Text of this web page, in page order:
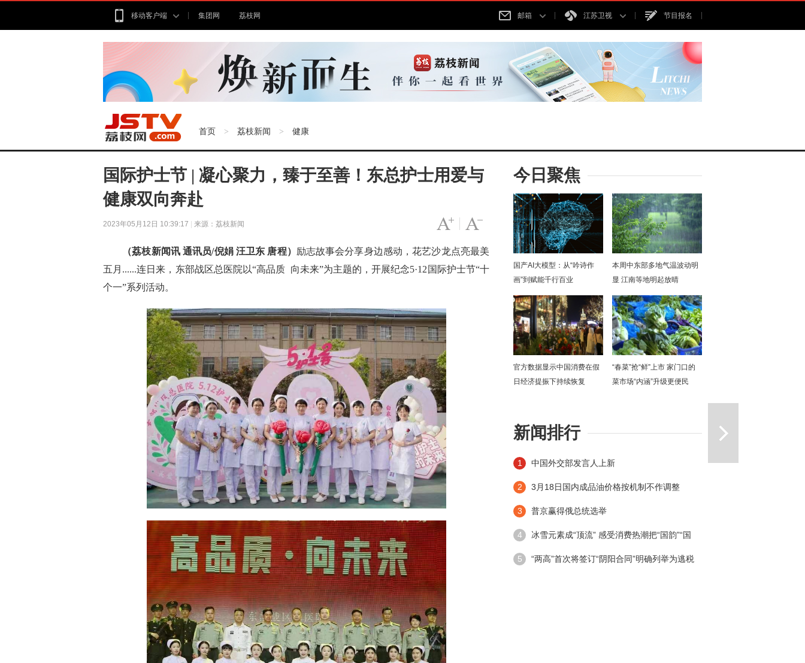
移动客户端 集团网 荔枝网 邮箱 江苏卫视 节目报名
首页 > 荔枝新闻 > 健康
国际护士节 | 凝心聚力，臻于至善！东总护士用爱与
健康双向奔赴
2023年05月12日 10:39:17 来源：荔枝新闻 字号变小
（荔枝新闻讯 通讯员/倪娟 汪卫东 唐程） 励志故事会分享身边感动，花艺沙龙点亮最美
五月......连日来，东部战区总医院以“高品质 向未来”为主题的，开展纪念5·12国际护士节“十
个一”系列活动。
今日聚焦
国产AI大模型：从“吟诗作
画”到赋能千行百业
本周中东部多地气温波动明
显 江南等地明起放晴
官方数据显示中国消费在假
日经济提振下持续恢复
“春菜”抢“鲜”上市 家门口的
菜市场“内涵”升级更便民
新闻排行
1 中国外交部发言人上新
2 3月18日国内成品油价格按机制不作调整
3 普京赢得俄总统选举
4 冰雪元素成“顶流” 感受消费热潮把“国韵”“国
潮”带回家
5 “两高”首次将签订“阴阳合同”明确列举为逃税